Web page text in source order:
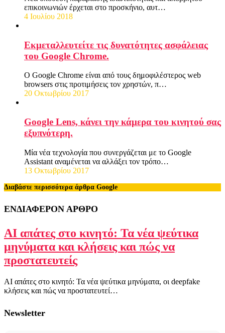
επικοινωνιών έρχεται στο προσκήνιο, αυτ…
4 Ιουλίου 2018
Εκμεταλλευτείτε τις δυνατότητες ασφάλειας
του Google Chrome.
Ο Google Chrome είναι από τους δημοφιλέστερος web
browsers στις προτιμήσεις τον χρηστών, π…
20 Οκτωβρίου 2017
Google Lens, κάνει την κάμερα του κινητού σας
εξυπνότερη.
Μία νέα τεχνολογία που συνεργάζεται με το Google
Assistant αναμένεται να αλλάξει τον τρόπο…
13 Οκτωβρίου 2017
Διαβάστε περισσότερα άρθρα Google
ΕΝΔΙΑΦΕΡΟΝ ΑΡΘΡΟ
AI απάτες στο κινητό: Τα νέα ψεύτικα
μηνύματα και κλήσεις και πώς να
προστατευτείς
AI απάτες στο κινητό: Τα νέα ψεύτικα μηνύματα, οι deepfake
κλήσεις και πώς να προστατευτεί…
Newsletter